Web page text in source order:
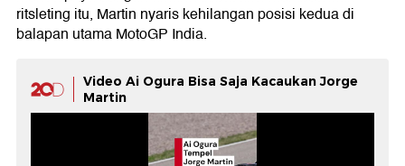
ritsleting itu, Martin nyaris kehilangan posisi kedua di
balapan utama MotoGP India.
Video Ai Ogura Bisa Saja Kacaukan Jorge
Martin